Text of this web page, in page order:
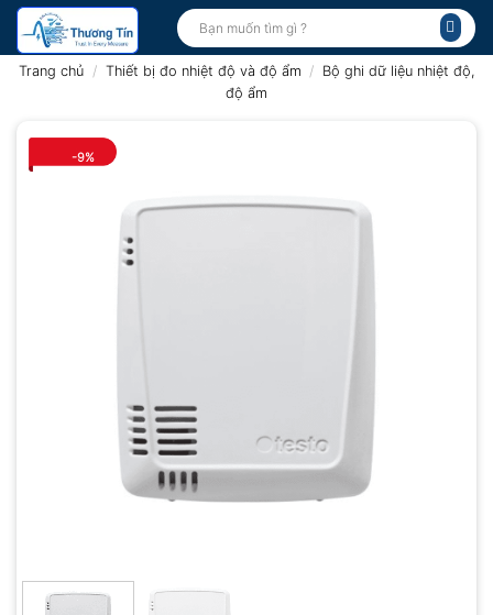
Bỏ
qua
nội
Tìm
kiếm:
Trang chủ / Thiết bị đo nhiệt độ và độ ẩm / Bộ ghi dữ liệu nhiệt độ,
độ ẩm
-9%